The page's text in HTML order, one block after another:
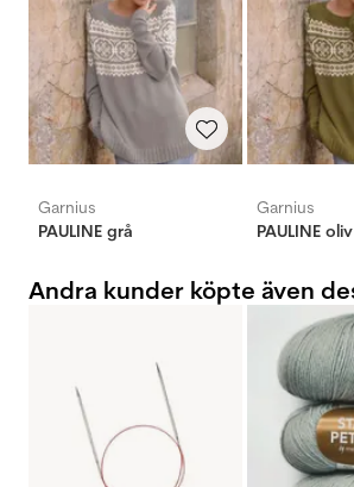
Garnius
PAULINE grå
Garnius
PAULINE oliv
Andra kunder köpte även